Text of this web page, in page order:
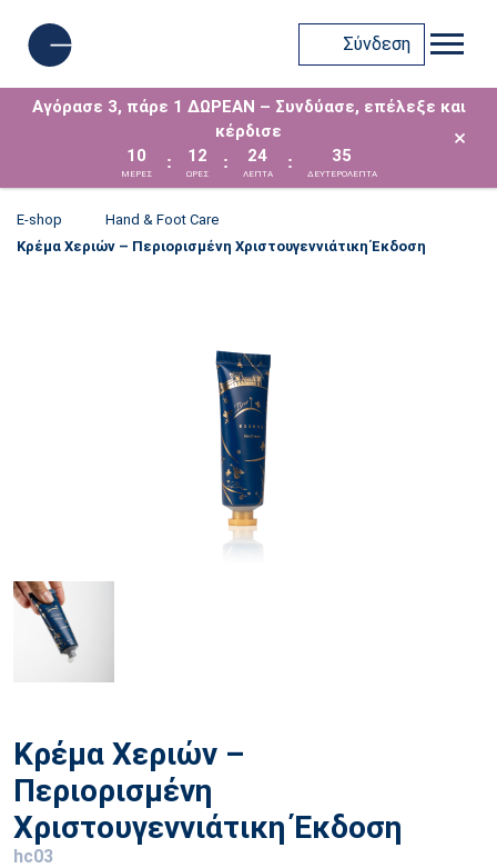
Σύνδεση
Αγόρασε 3, πάρε 1 ΔΩΡΕΑΝ – Συνδύασε, επέλεξε και
κέρδισε
10
ΜΈΡΕΣ
: 12
ΩΡΕΣ
: 24
ΛΕΠΤΑ
: 35
ΔΕΥΤΕΡΟΛΕΠΤΑ
×
E-shop
Hand & Foot Care
Κρέμα Χεριών – Περιορισμένη Χριστουγεννιάτικη Έκδοση
Κρέμα Χεριών –
Περιορισμένη
Χριστουγεννιάτικη Έκδοση
hc03